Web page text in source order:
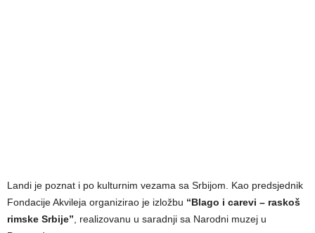
Landi je poznat i po kulturnim vezama sa Srbijom. Kao predsjednik
Fondacije Akvileja organizirao je izložbu “Blago i carevi – raskoš
rimske Srbije” , realizovanu u saradnji sa Narodni muzej u